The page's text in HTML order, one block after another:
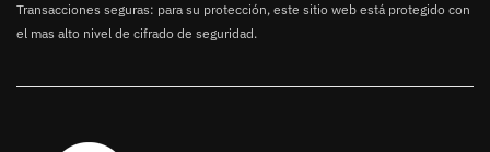
Transacciones seguras: para su protección, este sitio web está protegido con
el mas alto nivel de cifrado de seguridad.